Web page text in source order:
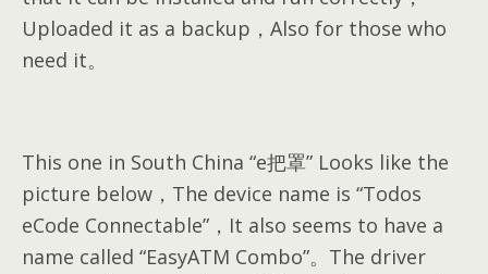
Uploaded it as a backup，Also for those who
need it。
This one in South China “e把罩” Looks like the
picture below，The device name is “Todos
eCode Connectable”，It also seems to have a
name called “EasyATM Combo”。The driver